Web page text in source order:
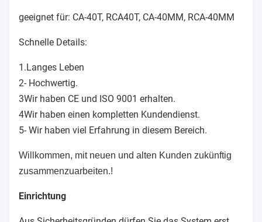
geeignet für: CA-40T, RCA40T, CA-40MM, RCA-40MM
Schnelle Details:
1.Langes Leben
2- Hochwertig.
3Wir haben CE und ISO 9001 erhalten.
4Wir haben einen kompletten Kundendienst.
5- Wir haben viel Erfahrung in diesem Bereich.
Willkommen, mit neuen und alten Kunden zukünftig
zusammenzuarbeiten.!
Einrichtung